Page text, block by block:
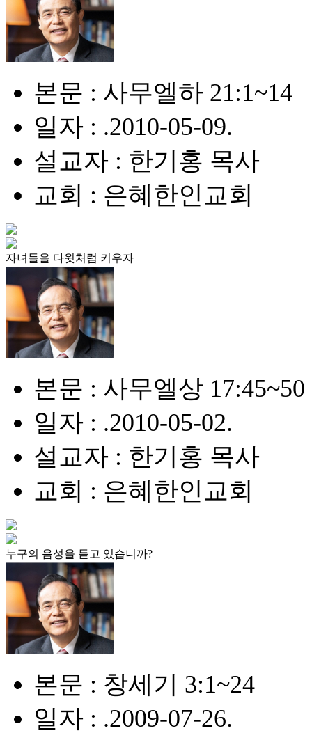
본문 : 사무엘하 21:1~14
일자 : .2010-05-09.
설교자 : 한기홍 목사
교회 : 은혜한인교회
자녀들을 다윗처럼 키우자
본문 : 사무엘상 17:45~50
일자 : .2010-05-02.
설교자 : 한기홍 목사
교회 : 은혜한인교회
누구의 음성을 듣고 있습니까?
본문 : 창세기 3:1~24
일자 : .2009-07-26.